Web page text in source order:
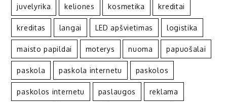
juvelyrika keliones kosmetika kreditai
kreditas langai LED apšvietimas logistika
maisto papildai moterys nuoma papuošalai
paskola paskola internetu paskolos
paskolos internetu paslaugos reklama